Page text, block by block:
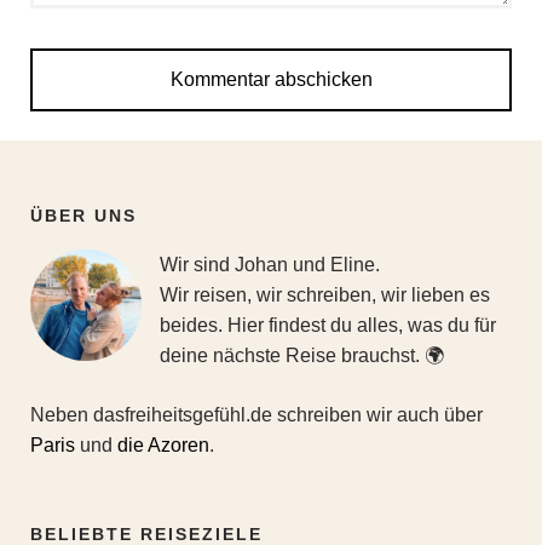
ÜBER UNS
Wir sind Johan und Eline.
Wir reisen, wir schreiben, wir lieben es
beides. Hier findest du alles, was du für
deine nächste Reise brauchst. 🌍
Neben dasfreiheitsgefühl.de schreiben wir auch über
Paris und die Azoren.
BELIEBTE REISEZIELE